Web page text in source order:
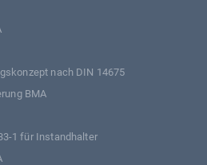
nach DIN 14675
BMA
1 für Instandhalter